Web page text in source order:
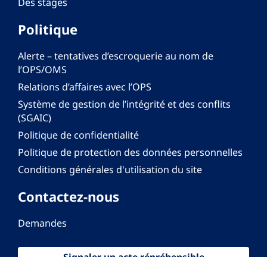
Politique
Alerte – tentatives d’escroquerie au nom de
l’OPS/OMS
Relations d’affaires avec l’OPS
Système de gestion de l’intégrité et des conflits
(SGAIC)
Politique de confidentialité
Politique de protection des données personnelles
Conditions générales d'utilisation du site
Contactez-nous
Demandes